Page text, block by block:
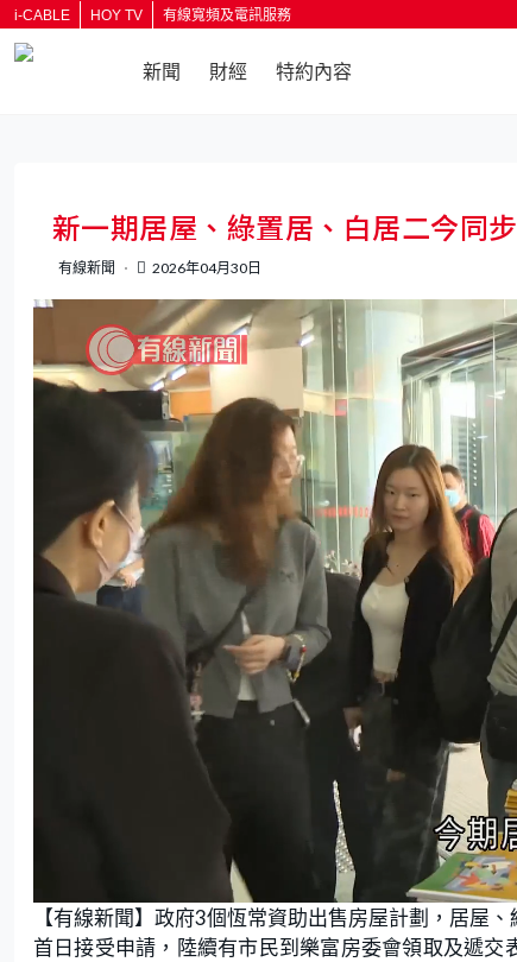
i-CABLE HOY TV 有線寬頻及電訊服務
新聞 財經 特約內容
新一期居屋、綠置居、白居二今同
有線新聞 2026年04月30日
n
m
u
t
e
o
a
e
d
【有線新聞】政府3個恆常資助出售房屋計劃，居屋
首日接受申請，陸續有市民到樂富房委會領取及遞